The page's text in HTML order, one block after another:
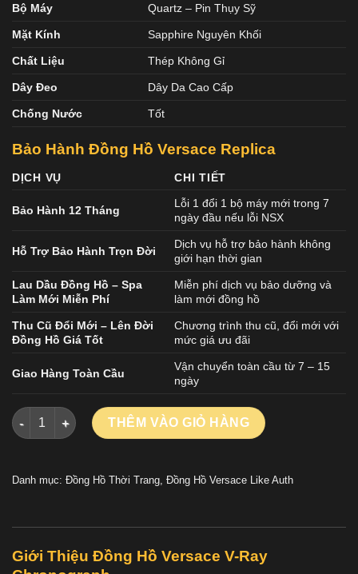
Bộ Máy Quartz – Pin Thụy Sỹ
Mặt Kính Sapphire Nguyên Khối
Chất Liệu Thép Không Gỉ
Dây Đeo Dây Da Cao Cấp
Chống Nước Tốt
Bảo Hành Đồng Hồ Versace Replica
DỊCH VỤ CHI TIẾT
Bảo Hành 12 Tháng
Lỗi 1 đổi 1 bộ máy mới trong 7
ngày đầu nếu lỗi NSX
Hỗ Trợ Bảo Hành Trọn Đời
Dịch vụ hỗ trợ bảo hành không
giới hạn thời gian
Lau Dầu Đồng Hồ – Spa
Làm Mới Miễn Phí
Miễn phí dịch vụ bảo dưỡng và
làm mới đồng hồ
Thu Cũ Đổi Mới – Lên Đời
Đồng Hồ Giá Tốt
Chương trình thu cũ, đổi mới với
mức giá ưu đãi
Giao Hàng Toàn Cầu
Vận chuyển toàn cầu từ 7 – 15
ngày
Đồng Hồ Versace V-Ray Chronograph Nam Dây Da Like Auth
THÊM VÀO GIỎ HÀNG
Danh mục: Đồng Hồ Thời Trang, Đồng Hồ Versace Like Auth
Giới Thiệu Đồng Hồ Versace V-Ray